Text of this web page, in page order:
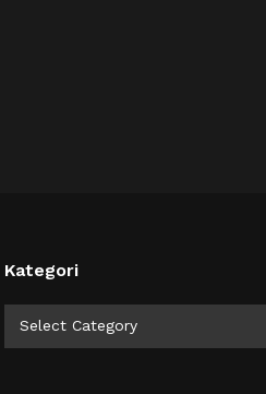
Kategori
Select Category